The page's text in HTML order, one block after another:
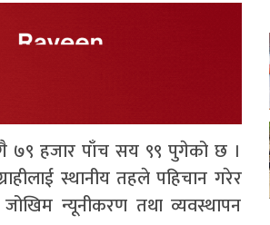
७९ हजार पाँच सय ९९ पुगेको छ ।
स्थानीय तहले पहिचान गरेर
जोखिम न्यूनीकरण तथा व्यवस्थापन